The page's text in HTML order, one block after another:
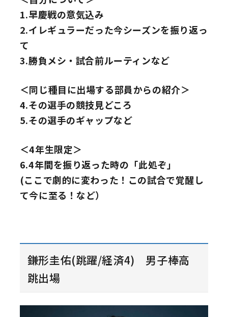
1.早慶戦の意気込み
2.イレギュラーだった今シーズンを振り返っ
て
3.勝負メシ・試合前ルーティンなど
＜同じ種目に出場する部員からの紹介＞
4.その選手の競技見どころ
5.その選手のギャップなど
＜4年生限定＞
6.4年間を振り返った時の「此処ぞ」
(ここで劇的に変わった！この試合で覚醒し
て今に至る！など）
鎌形圭佑(跳躍/経済4) 男子棒高
跳出場